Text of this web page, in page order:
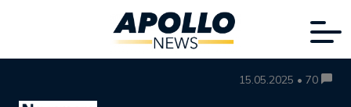
15.05.2025 • 70